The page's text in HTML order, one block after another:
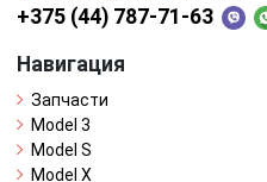
+375 (44) 787-71-63
Навигация
Запчасти
Model 3
Model S
Model X